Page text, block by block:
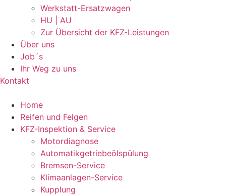
Werkstatt-Ersatzwagen
HU | AU
Zur Übersicht der KFZ-Leistungen
Über uns
Job´s
Ihr Weg zu uns
Kontakt
Home
Reifen und Felgen
KFZ-Inspektion & Service
Motordiagnose
Automatikgetriebeölspülung
Bremsen-Service
Klimaanlagen-Service
Kupplung